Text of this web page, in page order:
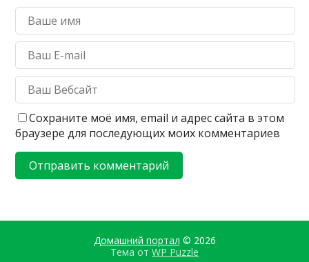
Сохраните моё имя, email и адрес сайта в этом
браузере для последующих моих комментариев
Домашний портал © 2026
Тема от WP Puzzle